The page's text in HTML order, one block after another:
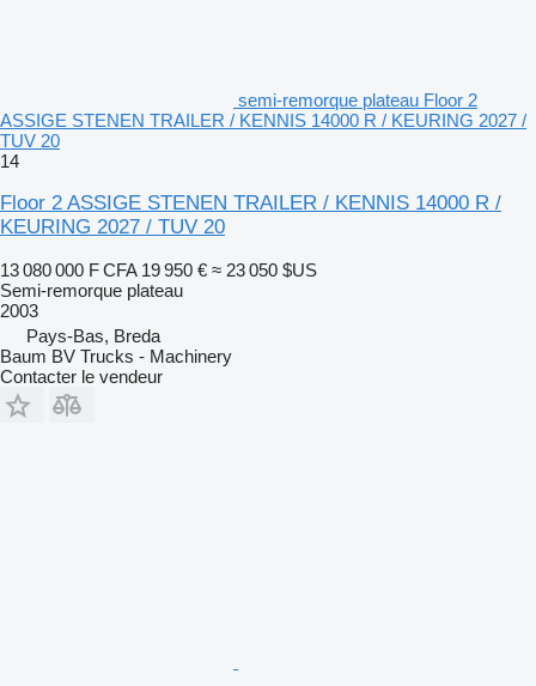
semi-remorque plateau Floor 2
ASSIGE STENEN TRAILER / KENNIS 14000 R / KEURING 2027 /
TUV 20
14
Floor 2 ASSIGE STENEN TRAILER / KENNIS 14000 R /
KEURING 2027 / TUV 20
13 080 000 F CFA 19 950 € ≈ 23 050 $US
Semi-remorque plateau
2003
Pays-Bas, Breda
Baum BV Trucks - Machinery
Contacter le vendeur